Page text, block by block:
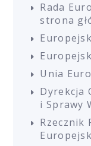
Rada
strona
Unia
Dyrekcja
i Sprawy
Rzecznik